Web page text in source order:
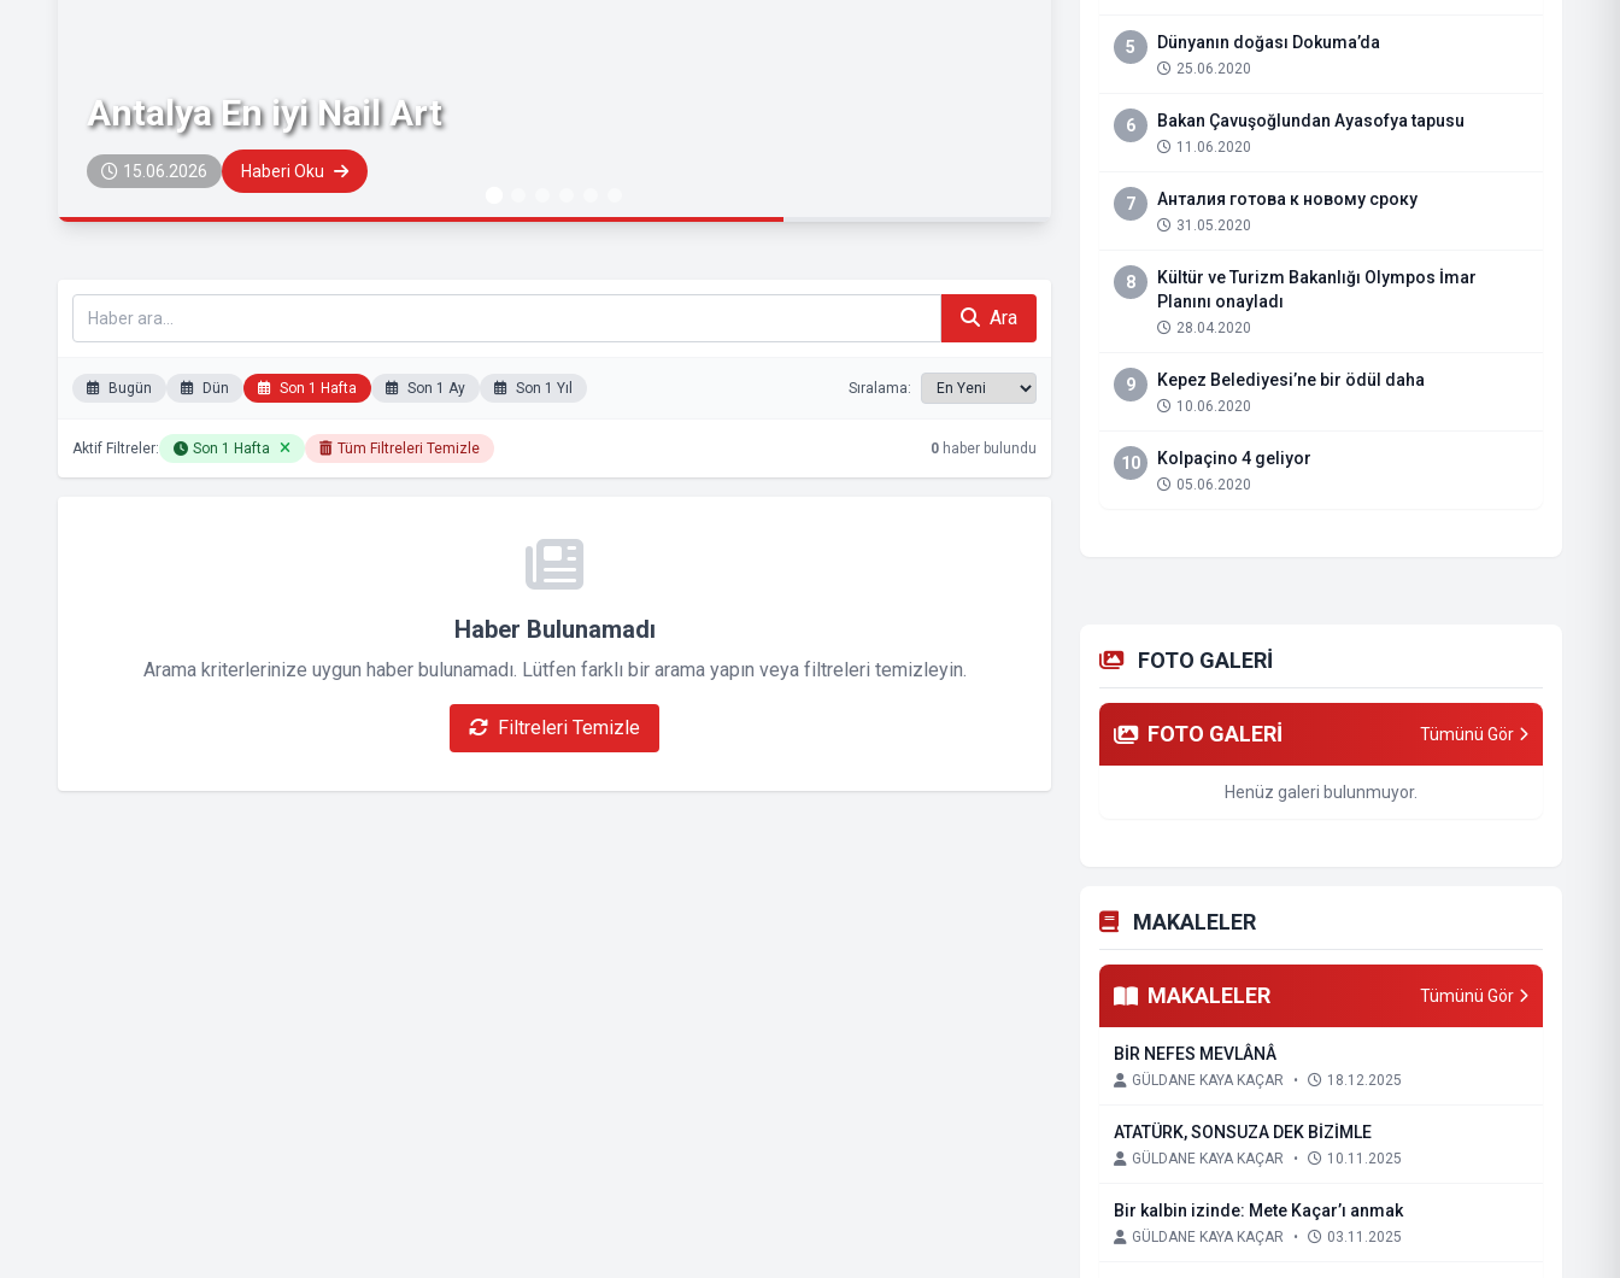
Antalya En iyi Nail Art
15.06.2026 Haberi Oku
Aksu En İyi Nail Art
Ara
Bugün Dün Son 1 Hafta Son 1 Ay Son 1 Yıl Sıralama:
Aktif Filtreler: Son 1 Hafta Tüm Filtreleri Temizle 0 haber bulundu
Haber Bulunamadı
Arama kriterlerinize uygun haber bulunamadı. Lütfen farklı bir arama yapın veya filtreleri temizleyin.
Filtreleri Temizle
5 Dünyanın doğası Dokuma’da
25.06.2020
6 Bakan Çavuşoğlundan Ayasofya tapusu
11.06.2020
7 Анталия готова к новому сроку
31.05.2020
8
Kültür ve Turizm Bakanlığı Olympos İmar
Planını onayladı
28.04.2020
9 Kepez Belediyesi’ne bir ödül daha
10.06.2020
10 Kolpaçino 4 geliyor
05.06.2020
FOTO GALERİ
FOTO GALERİ Tümünü Gör
Henüz galeri bulunmuyor.
MAKALELER
MAKALELER Tümünü Gör
BİR NEFES MEVLÂNÂ
GÜLDANE KAYA KAÇAR • 18.12.2025
ATATÜRK, SONSUZA DEK BİZİMLE
GÜLDANE KAYA KAÇAR • 10.11.2025
Bir kalbin izinde: Mete Kaçar’ı anmak
GÜLDANE KAYA KAÇAR • 03.11.2025